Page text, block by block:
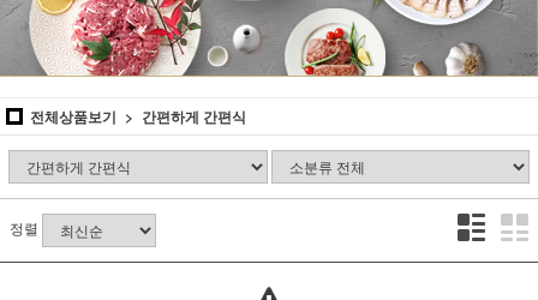
전체상품보기 간편하게 간편식
정렬